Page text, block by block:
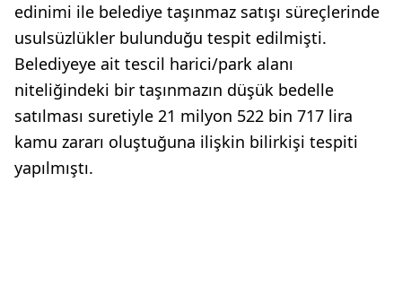
edinimi ile belediye taşınmaz satışı süreçlerinde
usulsüzlükler bulunduğu tespit edilmişti.
Belediyeye ait tescil harici/park alanı
niteliğindeki bir taşınmazın düşük bedelle
satılması suretiyle 21 milyon 522 bin 717 lira
kamu zararı oluştuğuna ilişkin bilirkişi tespiti
yapılmıştı.